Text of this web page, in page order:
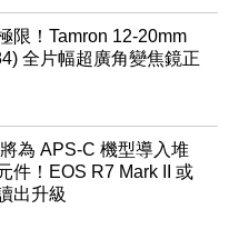
限！Tamron 12-20mm
全片幅超廣角變焦鏡正
為 APS-C 機型導入堆
件！EOS R7 Mark II 或
出升級